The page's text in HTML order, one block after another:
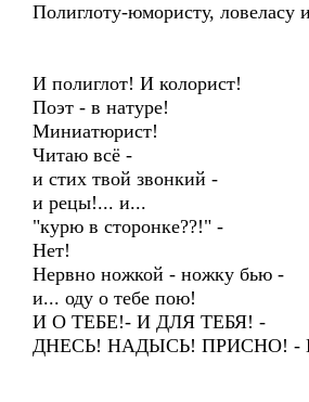
Полиглоту-юмористу, ловеласу
И полиглот! И колорист!
Поэт - в натуре!
Миниатюрист!
Читаю всё -
и стих твой звонкий -
и рецы!... и...
"курю в сторонке??!" -
Нет!
Нервно ножкой - ножку бью -
и... оду о тебе пою!
И О ТЕБЕ!- И ДЛЯ ТЕБЯ! -
ДНЕСЬ! НАДЫСЬ! ПРИСНО! -